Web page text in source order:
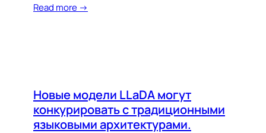
Read more →
Новые модели LLaDA могут
конкурировать с традиционными
языковыми архитектурами.